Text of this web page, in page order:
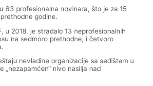
63 profesionalna novinara, što je za 15
godine.
u 2018. je stradalo 13 neprofesionalnih
na sedmoro prethodne, i četvoro
nevladine organizacije sa sedištem u
„nezapamćen“ nivo nasilja nad